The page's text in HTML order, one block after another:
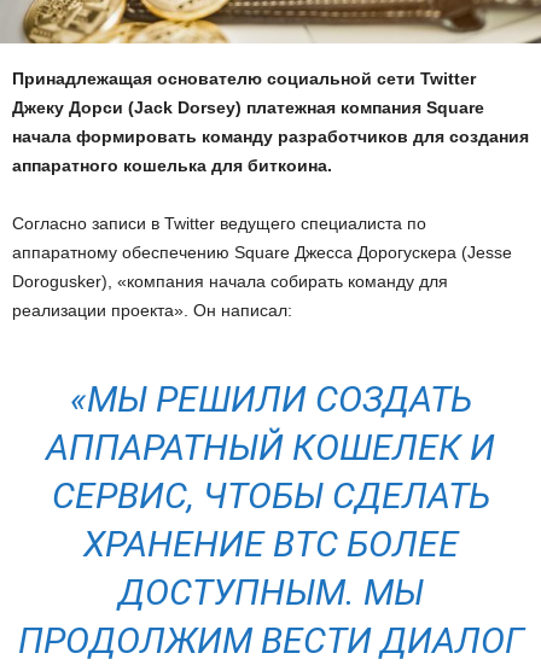
Принадлежащая основателю социальной сети Twitter
Джеку Дорси (Jack Dorsey) платежная компания Square
начала формировать команду разработчиков для создания
аппаратного кошелька для биткоина.
Согласно записи в Twitter ведущего специалиста по
аппаратному обеспечению Square Джесса Дорогускера (Jesse
Dorogusker), «компания начала собирать команду для
реализации проекта». Он написал:
«МЫ РЕШИЛИ СОЗДАТЬ
АППАРАТНЫЙ КОШЕЛЕК И
СЕРВИС, ЧТОБЫ СДЕЛАТЬ
ХРАНЕНИЕ BTC БОЛЕЕ
ДОСТУПНЫМ. МЫ
ПРОДОЛЖИМ ВЕСТИ ДИАЛОГ